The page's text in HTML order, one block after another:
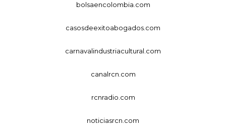
bolsaencolombia.com
casosdeexitoabogados.com
carnavalindustriacultural.com
canalrcn.com
rcnradio.com
noticiasrcn.com